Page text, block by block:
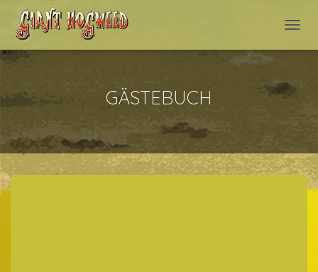
GÄSTEBUCH